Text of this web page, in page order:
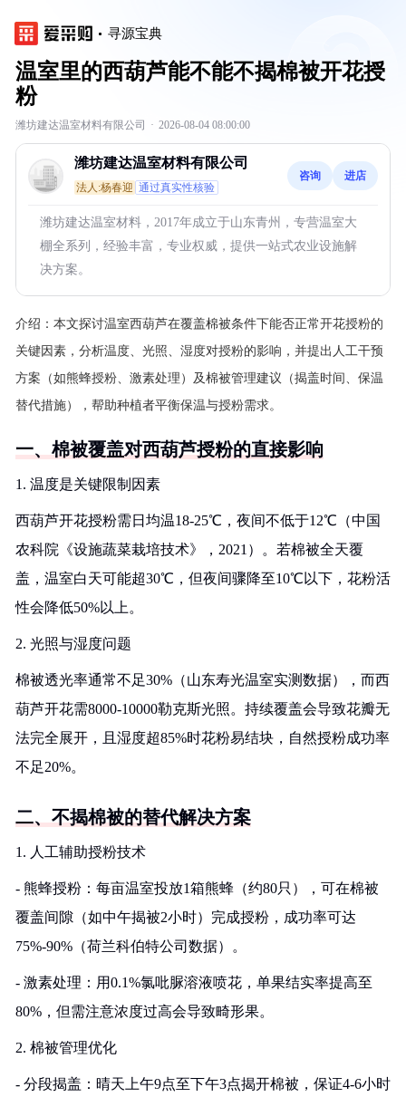
寻源宝典
温室里的西葫芦能不能不揭棉被开花授
粉
潍坊建达温室材料有限公司 · 2026-08-04 08:00:00
潍坊建达温室材料有限公司
法人:杨春迎 通过真实性核验
咨询 进店
潍坊建达温室材料，2017年成立于山东青州，专营温室大
棚全系列，经验丰富，专业权威，提供一站式农业设施解
决方案。
介绍： 本文探讨温室西葫芦在覆盖棉被条件下能否正常开花授粉的
关键因素，分析温度、光照、湿度对授粉的影响，并提出人工干预
方案（如熊蜂授粉、激素处理）及棉被管理建议（揭盖时间、保温
替代措施），帮助种植者平衡保温与授粉需求。
一、棉被覆盖对西葫芦授粉的直接影响
1. 温度是关键限制因素
西葫芦开花授粉需日均温18-25℃，夜间不低于12℃（中国
农科院《设施蔬菜栽培技术》，2021）。若棉被全天覆
盖，温室白天可能超30℃，但夜间骤降至10℃以下，花粉活
性会降低50%以上。
2. 光照与湿度问题
棉被透光率通常不足30%（山东寿光温室实测数据），而西
葫芦开花需8000-10000勒克斯光照。持续覆盖会导致花瓣无
法完全展开，且湿度超85%时花粉易结块，自然授粉成功率
不足20%。
二、不揭棉被的替代解决方案
1. 人工辅助授粉技术
- 熊蜂授粉：每亩温室投放1箱熊蜂（约80只），可在棉被
覆盖间隙（如中午揭被2小时）完成授粉，成功率可达
75%-90%（荷兰科伯特公司数据）。
- 激素处理：用0.1%氯吡脲溶液喷花，单果结实率提高至
80%，但需注意浓度过高会导致畸形果。
2. 棉被管理优化
- 分段揭盖：晴天上午9点至下午3点揭开棉被，保证4-6小时